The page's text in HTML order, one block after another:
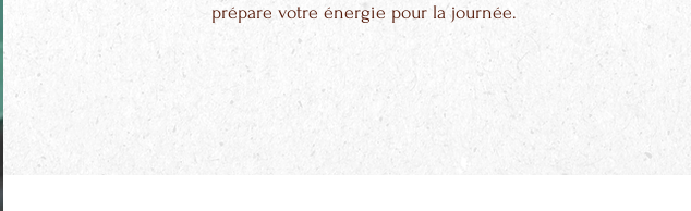
prépare votre énergie pour la journée.